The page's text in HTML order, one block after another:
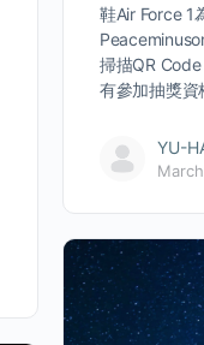
鞋Air Force 1
掃描QR
有參加抽獎資
YU-